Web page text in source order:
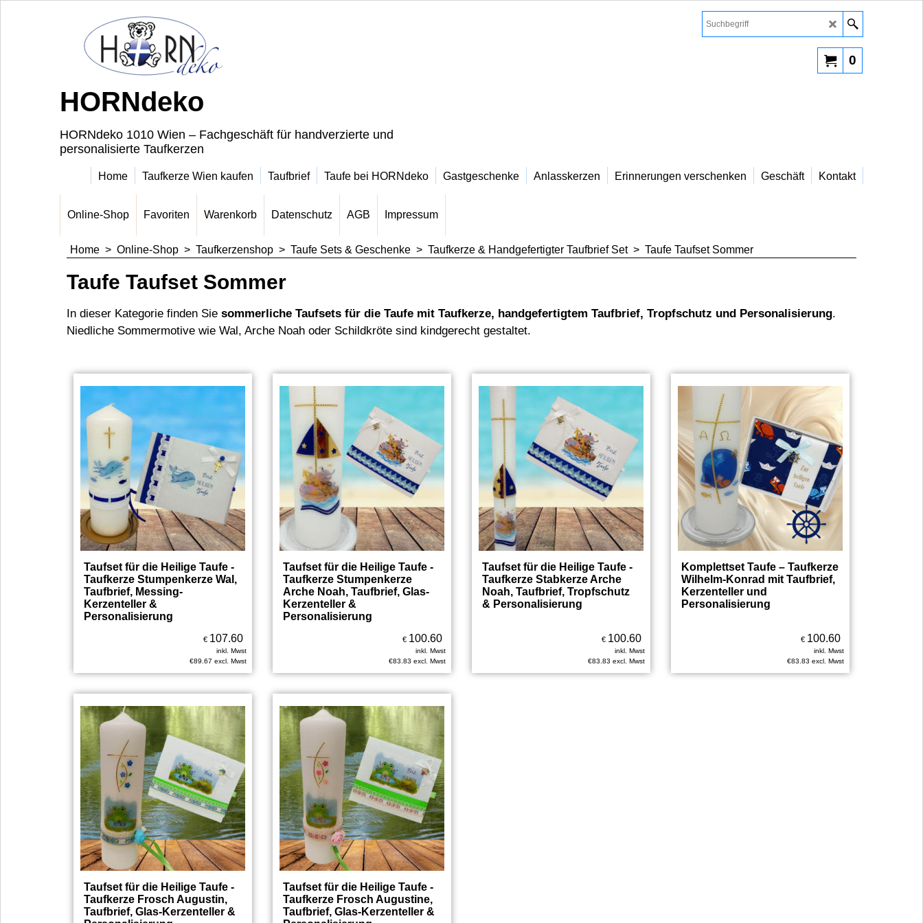
HORNdeko
HORNdeko 1010 Wien – Fachgeschäft für handverzierte und
personalisierte Taufkerzen
0
Home Taufkerze Wien kaufen Taufbrief Taufe bei HORNdeko Gastgeschenke Anlasskerzen Erinnerungen verschenken Geschäft Kontakt
Online-Shop Favoriten Warenkorb Datenschutz AGB Impressum
Home > Online-Shop > Taufkerzenshop > Taufe Sets & Geschenke > Taufkerze & Handgefertigter Taufbrief Set> Taufe Taufset Sommer
Taufe Taufset Sommer
In dieser Kategorie finden Sie sommerliche Taufsets für die Taufe mit Taufkerze, handgefertigtem Taufbrief, Tropfschutz und Personalisierung.
Niedliche Sommermotive wie Wal, Arche Noah oder Schildkröte sind kindgerecht gestaltet.
Taufset für die Heilige Taufe -
Taufkerze Stumpenkerze Wal,
Taufbrief, Messing-
Kerzenteller &
Personalisierung
€ 107.60
inkl. Mwst
€89.67 excl. Mwst
Taufset für die Heilige Taufe -
Taufkerze Stumpenkerze
Arche Noah, Taufbrief, Glas-
Kerzenteller &
Personalisierung
€ 100.60
inkl. Mwst
€83.83 excl. Mwst
Taufset für die Heilige Taufe -
Taufkerze Stabkerze Arche
Noah, Taufbrief, Tropfschutz
& Personalisierung
€ 100.60
inkl. Mwst
€83.83 excl. Mwst
Komplettset Taufe – Taufkerze
Wilhelm-Konrad mit Taufbrief,
Kerzenteller und
Personalisierung
€ 100.60
inkl. Mwst
€83.83 excl. Mwst
Taufset für die Heilige Taufe -
Taufkerze Frosch Augustin,
Taufbrief, Glas-Kerzenteller &
Taufset für die Heilige Taufe -
Taufkerze Frosch Augustine,
Taufbrief, Glas-Kerzenteller &